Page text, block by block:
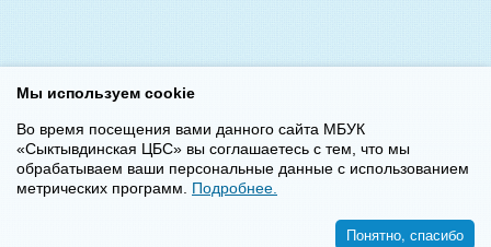
Мы используем cookie
Во время посещения вами данного сайта МБУК
«Сыктывдинская ЦБС» вы соглашаетесь с тем, что мы
обрабатываем ваши персональные данные с использованием
метрических программ. Подробнее.
Понятно, спасибо